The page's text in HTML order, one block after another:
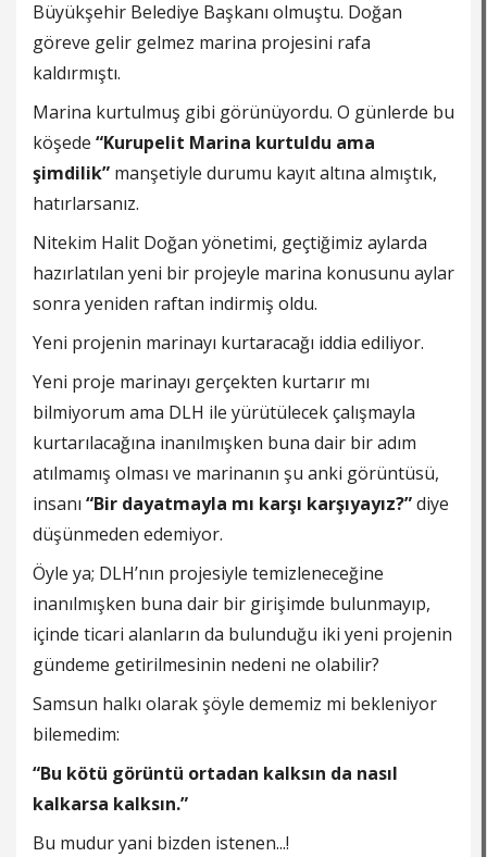
Büyükşehir Belediye Başkanı olmuştu. Doğan
göreve gelir gelmez marina projesini rafa
kaldırmıştı.
Marina kurtulmuş gibi görünüyordu. O günlerde bu
köşede “Kurupelit Marina kurtuldu ama
şimdilik” manşetiyle durumu kayıt altına almıştık,
hatırlarsanız.
Nitekim Halit Doğan yönetimi, geçtiğimiz aylarda
hazırlatılan yeni bir projeyle marina konusunu aylar
sonra yeniden raftan indirmiş oldu.
Yeni projenin marinayı kurtaracağı iddia ediliyor.
Yeni proje marinayı gerçekten kurtarır mı
bilmiyorum ama DLH ile yürütülecek çalışmayla
kurtarılacağına inanılmışken buna dair bir adım
atılmamış olması ve marinanın şu anki görüntüsü,
insanı “Bir dayatmayla mı karşı karşıyayız?”diye
düşünmeden edemiyor.
Öyle ya; DLH’nın projesiyle temizleneceğine
inanılmışken buna dair bir girişimde bulunmayıp,
içinde ticari alanların da bulunduğu iki yeni projenin
gündeme getirilmesinin nedeni ne olabilir?
Samsun halkı olarak şöyle dememiz mi bekleniyor
bilemedim:
“Bu kötü görüntü ortadan kalksın da nasıl
kalkarsa kalksın.”
Bu mudur yani bizden istenen...!